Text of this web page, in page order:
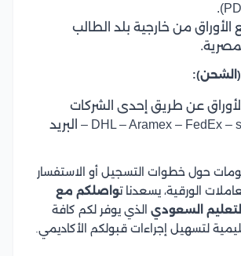
الأوراق من خارجية بلد الطالب
(الشحن):
عن طريق إحدى الشركات
التالية:DHL – Aramex – FedEx – smsa – البريد
حول خطوات التسجيل أو الاستفسار
الورقية، يسعدنا تواصلكم مع
السعودي الذي يوفر لكم كافة
لتسهيل إجراءات قبولكم الأكاديمي.